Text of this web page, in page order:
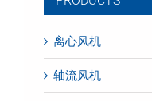
离心风机
轴流风机